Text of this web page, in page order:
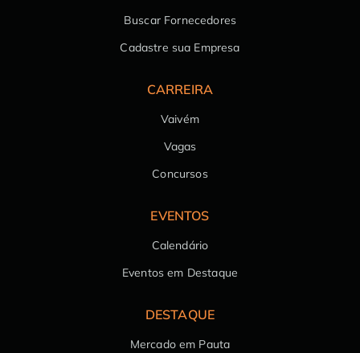
Buscar Fornecedores
Cadastre sua Empresa
CARREIRA
Vaivém
Vagas
Concursos
EVENTOS
Calendário
Eventos em Destaque
DESTAQUE
Mercado em Pauta